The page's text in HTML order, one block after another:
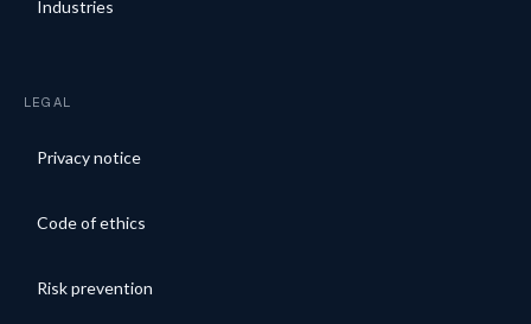
Industries
LEGAL
Privacy notice
Code of ethics
Risk prevention